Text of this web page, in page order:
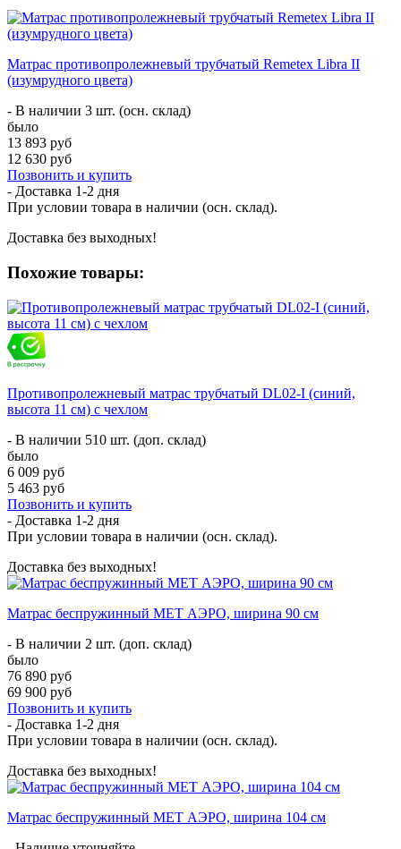
Матрас противопролежневый трубчатый Remetex Libra II
(изумрудного цвета)
- В наличии 3 шт. (осн. склад)
было
13 893 руб
12 630 руб
Позвонить и купить
- Доставка 1-2 дня
При условии товара в наличии (осн. склад).
Доставка без выходных!
Похожие товары:
Противопролежневый матрас трубчатый DL02-I (синий,
высота 11 см) с чехлом
- В наличии 510 шт. (доп. склад)
было
6 009 руб
5 463 руб
Позвонить и купить
- Доставка 1-2 дня
При условии товара в наличии (осн. склад).
Доставка без выходных!
Матрас беспружинный МЕТ АЭРО, ширина 90 см
- В наличии 2 шт. (доп. склад)
было
76 890 руб
69 900 руб
Позвонить и купить
- Доставка 1-2 дня
При условии товара в наличии (осн. склад).
Доставка без выходных!
Матрас беспружинный МЕТ АЭРО, ширина 104 см